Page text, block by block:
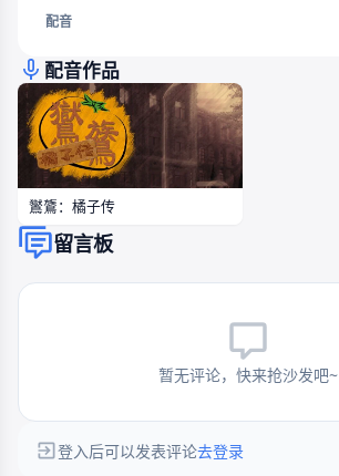
配音作品
鸑鷟：橘子传
留言板
暂无评论，快来抢沙发吧~
登入后可以发表评论去登录
配音